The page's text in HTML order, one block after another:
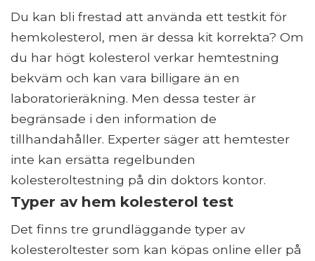
Du kan bli frestad att använda ett testkit för
hemkolesterol, men är dessa kit korrekta? Om
du har högt kolesterol verkar hemtestning
bekväm och kan vara billigare än en
laboratorieräkning. Men dessa tester är
begränsade i den information de
tillhandahåller. Experter säger att hemtester
inte kan ersätta regelbunden
kolesteroltestning på din doktors kontor.
Typer av hem kolesterol test
Det finns tre grundläggande typer av
kolesteroltester som kan köpas online eller på